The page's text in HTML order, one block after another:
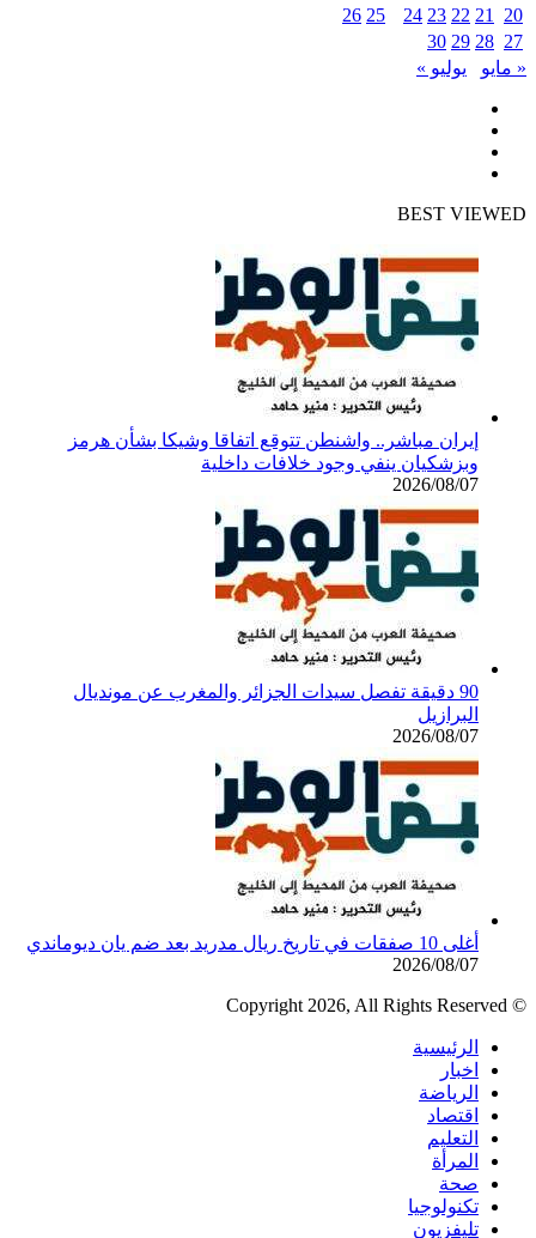
20
21
22
23
24
25
26
27
28
29
30
« مايو
يوليو »
BEST VIEWED
إيران مباشر.. واشنطن تتوقع اتفاقا وشيكا بشأن هرمز
وبزشكيان ينفي وجود خلافات داخلية
2026/08/07
90 دقيقة تفصل سيدات الجزائر والمغرب عن مونديال
البرازيل
2026/08/07
أغلى 10 صفقات في تاريخ ريال مدريد بعد ضم يان ديوماندي
2026/08/07
© Copyright 2026, All Rights Reserved
الرئيسية
اخبار
الرياضة
اقتصاد
التعليم
المرأة
صحة
تكنولوجيا
تليفزيون